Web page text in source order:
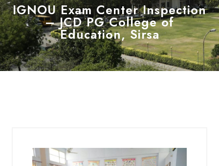
IGNOU Exam Center Inspection
– JCD PG College of
Education, Sirsa